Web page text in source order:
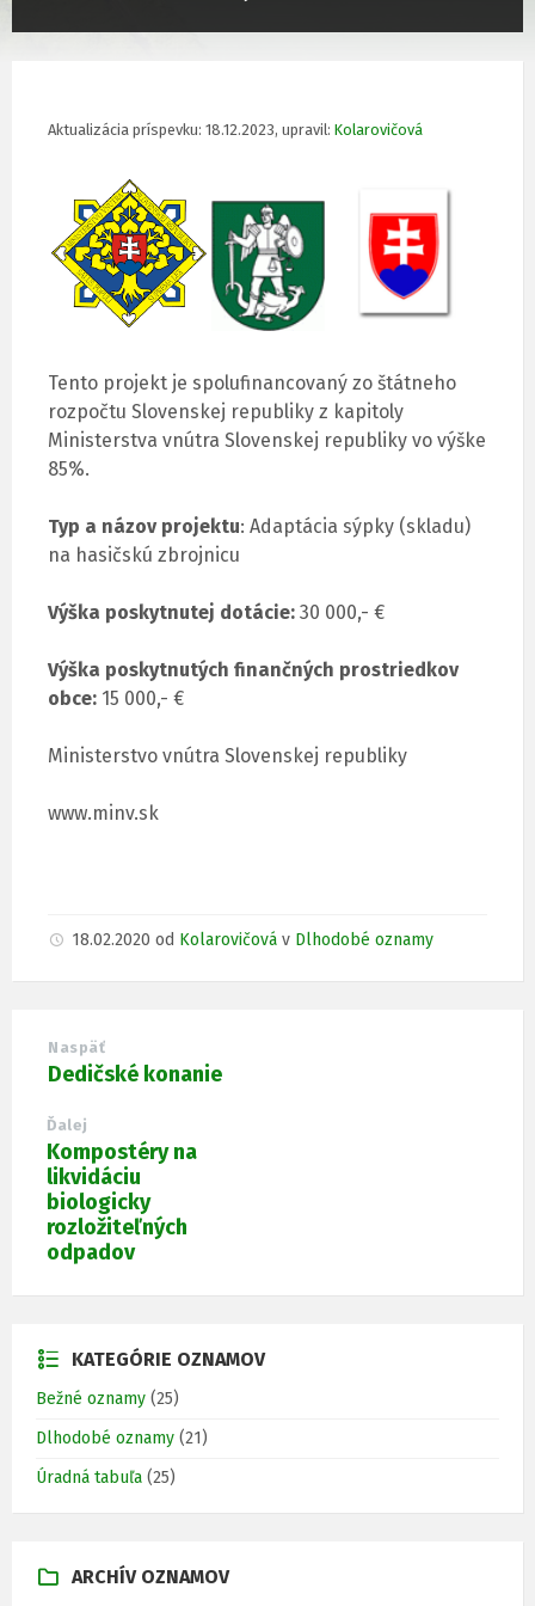
Aktualizácia príspevku: 18.12.2023, upravil: Kolarovičová
Tento projekt je spolufinancovaný zo štátneho
rozpočtu Slovenskej republiky z kapitoly
Ministerstva vnútra Slovenskej republiky vo výške
85%.
Typ a názov projektu: Adaptácia sýpky (skladu)
na hasičskú zbrojnicu
Výška poskytnutej dotácie: 30 000,- €
Výška poskytnutých finančných prostriedkov
obce: 15 000,- €
Ministerstvo vnútra Slovenskej republiky
www.minv.sk
18.02.2020 od Kolarovičová v Dlhodobé oznamy
Naspäť
Dedičské konanie
Ďalej
Kompostéry na
likvidáciu
biologicky
rozložiteľných
odpadov
KATEGÓRIE OZNAMOV
Bežné oznamy (25)
Dlhodobé oznamy (21)
Úradná tabuľa (25)
ARCHÍV OZNAMOV